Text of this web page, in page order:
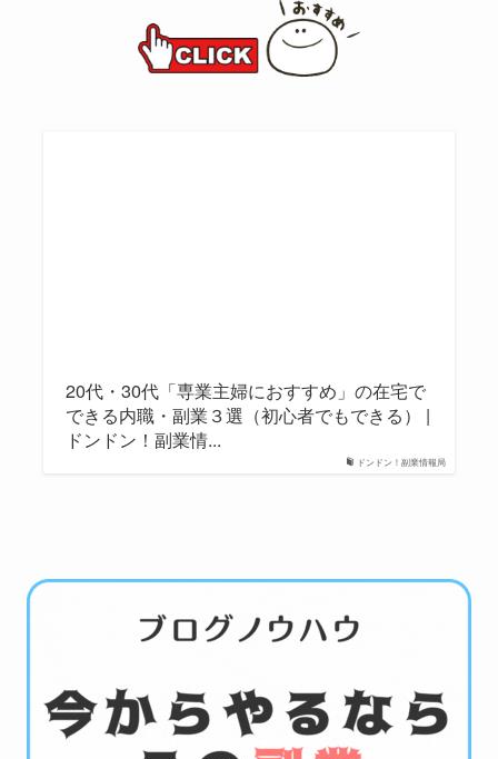
ドンドン！副業情報局
20代・30代「専業主婦におすすめ」の在宅で
できる内職・副業３選（初心者でもできる） |
ドンドン！副業情...